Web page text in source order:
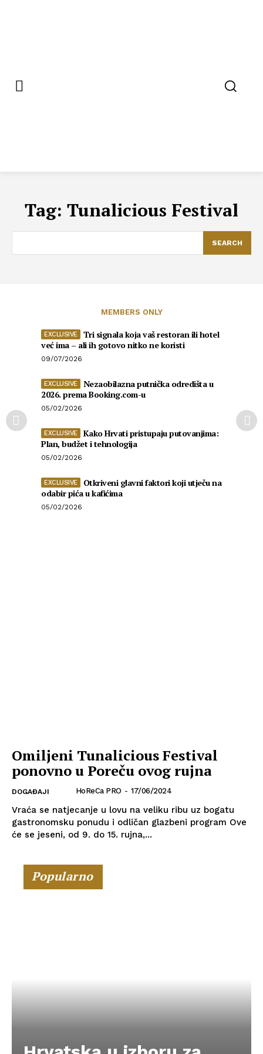
Tag: Tunalicious Festival
SEARCH
MEMBERS ONLY
Tri signala koja vaš restoran ili hotel
već ima – ali ih gotovo nitko ne koristi
09/07/2026
Nezaobilazna putnička odredišta u
2026. prema Booking.com-u
05/02/2026
Kako Hrvati pristupaju putovanjima:
Plan, budžet i tehnologija
05/02/2026
Otkriveni glavni faktori koji utječu na
odabir pića u kafićima
05/02/2026
Omiljeni Tunalicious Festival
ponovno u Poreču ovog rujna
DOGAĐAJI HoReCa PRO - 17/06/2024
Vraća se natjecanje u lovu na veliku ribu uz bogatu
gastronomsku ponudu i odličan glazbeni program Ove
će se jeseni, od 9. do 15. rujna,...
Popularno